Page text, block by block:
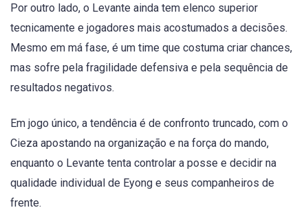
Por outro lado, o Levante ainda tem elenco superior
tecnicamente e jogadores mais acostumados a decisões.
Mesmo em má fase, é um time que costuma criar chances,
mas sofre pela fragilidade defensiva e pela sequência de
resultados negativos.
Em jogo único, a tendência é de confronto truncado, com o
Cieza apostando na organização e na força do mando,
enquanto o Levante tenta controlar a posse e decidir na
qualidade individual de Eyong e seus companheiros de
frente.